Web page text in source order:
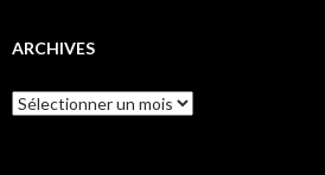
ARCHIVES
Archives